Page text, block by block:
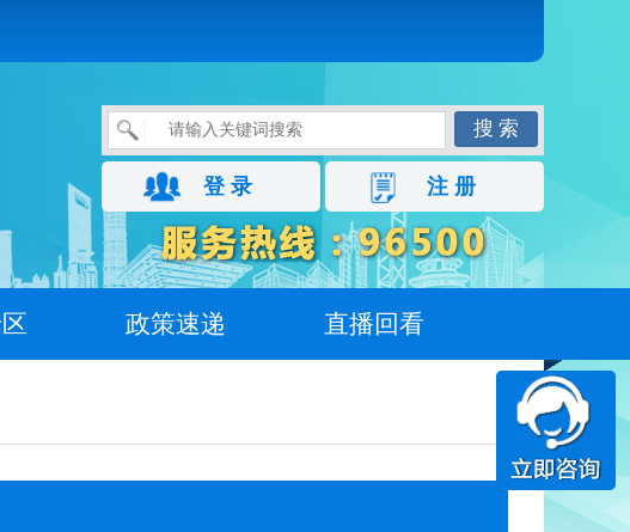
搜 索
登 录 注 册
政策速递 直播回看